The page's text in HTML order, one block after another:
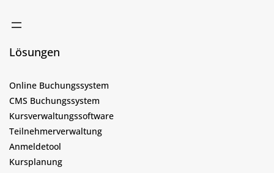
Lösungen
Online Buchungssystem
CMS Buchungssystem
Kursverwaltungssoftware
Teilnehmerverwaltung
Anmeldetool
Kursplanung